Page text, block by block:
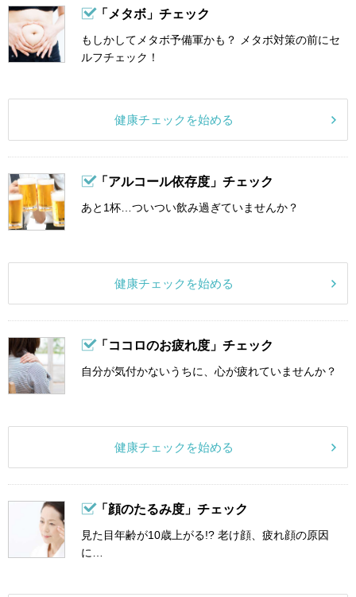
「メタボ」チェック
もしかしてメタボ予備軍かも？ メタボ対策の前にセ
ルフチェック！
健康チェックを始める
「アルコール依存度」チェック
あと1杯…ついつい飲み過ぎていませんか？
健康チェックを始める
「ココロのお疲れ度」チェック
自分が気付かないうちに、心が疲れていませんか？
健康チェックを始める
「顔のたるみ度」チェック
見た目年齢が10歳上がる!? 老け顔、疲れ顔の原因
に…